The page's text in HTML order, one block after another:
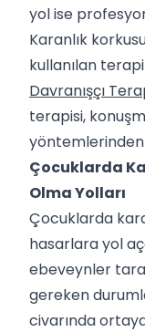
yol ise
Karanlık
kullanılan
Davranışçı
terapisi,
Çocuklarda
Olma Yolları
Çocuklarda
hasarlara yol
ebeveynler
gereken
civarında